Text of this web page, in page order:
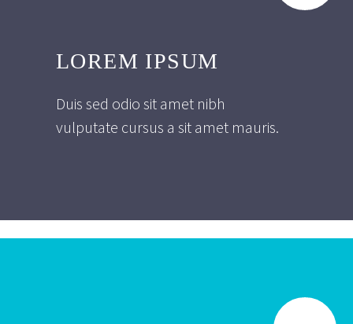
LOREM IPSUM
Duis sed odio sit amet nibh
vulputate cursus a sit amet mauris.